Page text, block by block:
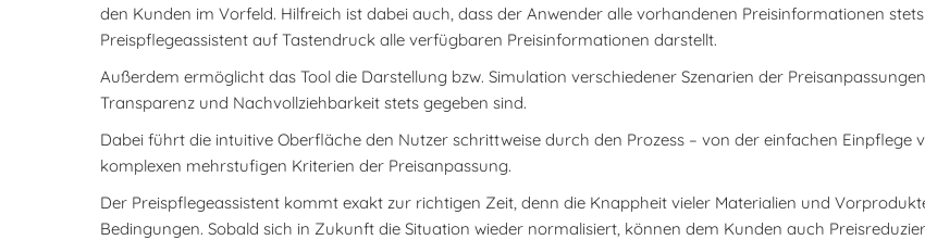
den Kunden im Vorfeld. Hilfreich ist dabei auch, dass der Anwender alle vorhandenen Preisinformationen
Preispflegeassistent auf Tastendruck alle verfügbaren Preisinformationen darstellt.
Außerdem ermöglicht das Tool die Darstellung bzw. Simulation verschiedener Szenarien der
Transparenz und Nachvollziehbarkeit stets gegeben sind.
Dabei führt die intuitive Oberfläche den Nutzer schrittweise durch den Prozess – von der einfachen
komplexen mehrstufigen Kriterien der Preisanpassung.
Der Preispflegeassistent kommt exakt zur richtigen Zeit, denn die Knappheit vieler Materialien und
Bedingungen. Sobald sich in Zukunft die Situation wieder normalisiert, können dem Kunden auch